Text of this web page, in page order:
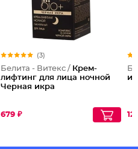
(3)
Белита - Витекс / Крем-
лифтинг для лица ночной
Черная икра
679 ₽